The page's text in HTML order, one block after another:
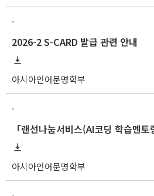
-
2026-2 S-CARD 발급 관련 안내
아시아언어문명학부
-
「랜선나눔서비스(AI코딩 학습멘
아시아언어문명학부